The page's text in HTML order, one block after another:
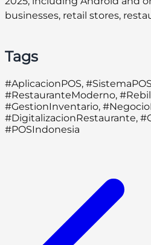
businesses, retail stores,
Tags
#AplicacionPOS,
#RestauranteModerno,
#GestionInventario,
#DigitalizacionRestaurante,
#POSIndonesia